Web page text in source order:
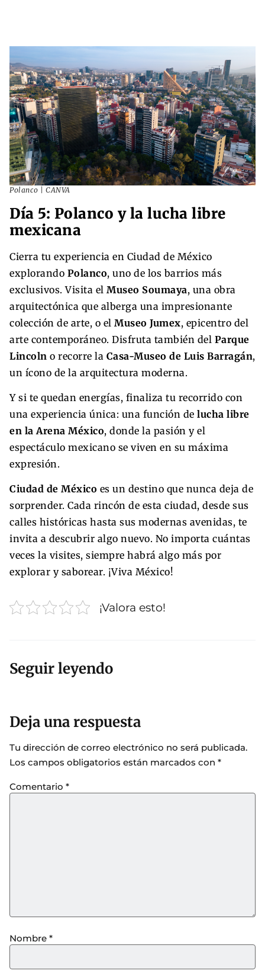
Polanco | CANVA
Día 5: Polanco y la lucha libre
mexicana
Cierra tu experiencia en Ciudad de México
explorando Polanco, uno de los barrios más
exclusivos. Visita el Museo Soumaya, una obra
arquitectónica que alberga una impresionante
colección de arte, o el Museo Jumex, epicentro del
arte contemporáneo. Disfruta también del Parque
Lincoln o recorre la Casa-Museo de Luis Barragán,
un ícono de la arquitectura moderna.
Y si te quedan energías, finaliza tu recorrido con
una experiencia única: una función de lucha libre
en la Arena México, donde la pasión y el
espectáculo mexicano se viven en su máxima
expresión.
Ciudad de México es un destino que nunca deja de
sorprender. Cada rincón de esta ciudad, desde sus
calles históricas hasta sus modernas avenidas, te
invita a descubrir algo nuevo. No importa cuántas
veces la visites, siempre habrá algo más por
explorar y saborear. ¡Viva México!
¡Valora esto!
Seguir leyendo
Deja una respuesta
Tu dirección de correo electrónico no será publicada.
Los campos obligatorios están marcados con *
Comentario *
Nombre *